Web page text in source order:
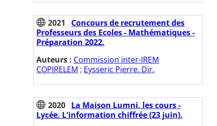
2021
Concours de recrutement des
Professeurs des Ecoles - Mathématiques -
Préparation 2022.
Auteurs : Commission inter-IREM
COPIRELEM ; Eysseric Pierre. Dir.
2020 La Maison Lumni, les cours -
Lycée. L'information chiffrée (23 juin).